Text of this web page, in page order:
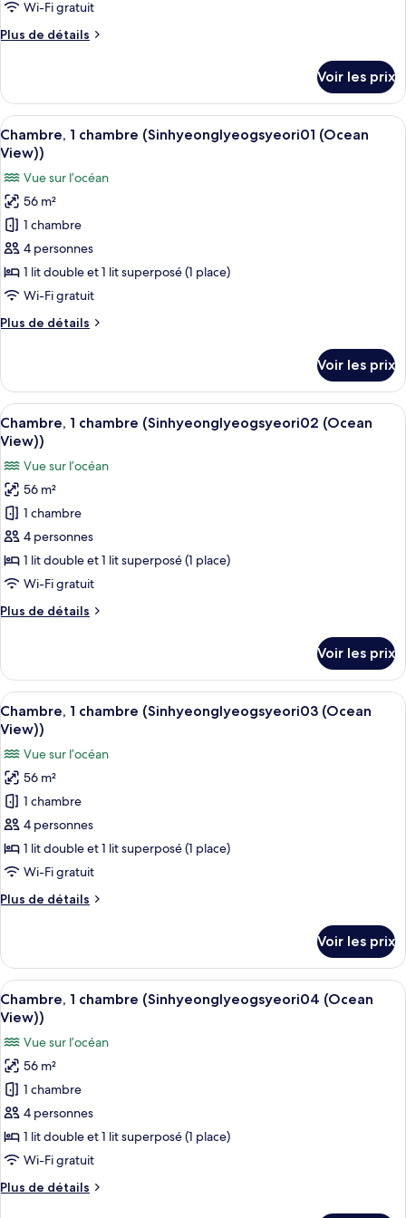
photos
pour
de
chambre :
Chambre
Wi-Fi gratuit
Plus de détails
Plus
le
type
de
chambre
Chambre
Voir les prix
Afficher
toutes
photos
pour
ce
type
de
chambre :
1
(Ocean
View))
Une petite cuisine équipée avec un
14
Chambre, 1 chambre (Sinhyeonglyeogsyeori01 (Ocean
View))
Vue sur l’océan
56 m²
1 chambre
4 personnes
1 lit double et 1 lit superposé (1 place)
Wi-Fi gratuit
Plus de détails
Plus
le
type
de
chambre
Chambre,
chambre
(Sinhyeonglyeogsyeori01
(Ocean
View))
Voir les prix
Afficher
toutes
photos
pour
ce
type
de
chambre :
1
(Ocean
View))
Un couloir étroit et bien éclairé, avec
14
Chambre, 1 chambre (Sinhyeonglyeogsyeori02 (Ocean
View))
Vue sur l’océan
56 m²
1 chambre
4 personnes
1 lit double et 1 lit superposé (1 place)
Wi-Fi gratuit
Plus de détails
Plus
le
type
de
chambre
Chambre,
chambre
(Sinhyeonglyeogsyeori02
(Ocean
View))
Voir les prix
Afficher
toutes
photos
pour
ce
type
de
chambre :
1
(Ocean
View))
Une chambre compacte et
14
Chambre, 1 chambre (Sinhyeonglyeogsyeori03 (Ocean
View))
Vue sur l’océan
56 m²
1 chambre
4 personnes
1 lit double et 1 lit superposé (1 place)
Wi-Fi gratuit
Plus de détails
Plus
le
type
de
chambre
Chambre,
chambre
(Sinhyeonglyeogsyeori03
(Ocean
View))
Voir les prix
Afficher
toutes
photos
pour
ce
type
de
chambre :
1
Une chambre à coucher moderne
14
Chambre, 1 chambre (Sinhyeonglyeogsyeori04 (Ocean
View))
Vue sur l’océan
56 m²
1 chambre
4 personnes
1 lit double et 1 lit superposé (1 place)
Wi-Fi gratuit
Plus de détails
Plus